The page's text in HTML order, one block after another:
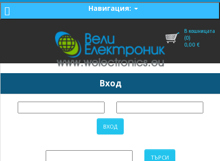
Навигация:
В кошницата
(0)
0,00 €
Вход